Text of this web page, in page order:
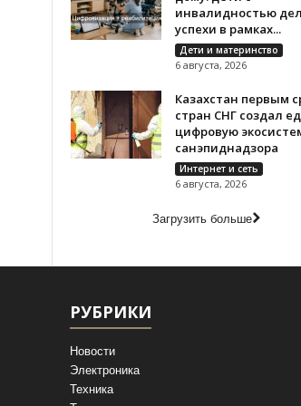
инвалидностью
успехи в рамках...
Дети и материнство
6 августа, 2026
Казахстан первым
стран СНГ создал
цифровую
санэпиднадзора
Интернет и сеть
6 августа, 2026
Загрузить больше
РУБРИКИ
Новости
Электроника
Техника